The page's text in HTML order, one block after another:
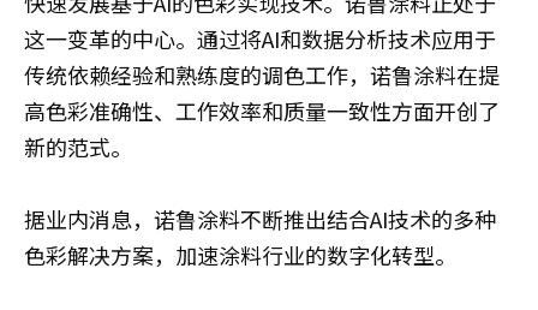
这一变革的中心。通过将AI和数据分析技术应用于
传统依赖经验和熟练度的调色工作，诺鲁涂料在提
高色彩准确性、工作效率和质量一致性方面开创了
新的范式。
据业内消息，诺鲁涂料不断推出结合AI技术的多种
色彩解决方案，加速涂料行业的数字化转型。